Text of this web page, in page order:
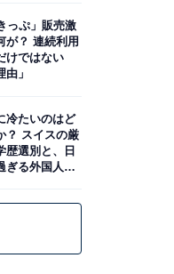
っぷ」販売激
が？ 連続利用
けではない
由」
冷たいのはど
？ スイスの厳
歴選別と、日
ぎる外国人政